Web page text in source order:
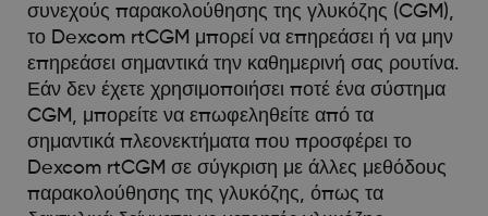
συνεχούς παρακολούθησης της γλυκόζης (CGM),
το Dexcom rtCGM μπορεί να επηρεάσει ή να μην
επηρεάσει σημαντικά την καθημερινή σας ρουτίνα.
Εάν δεν έχετε χρησιμοποιήσει ποτέ ένα σύστημα
CGM, μπορείτε να επωφεληθείτε από τα
σημαντικά πλεονεκτήματα που προσφέρει το
Dexcom rtCGM σε σύγκριση με άλλες μεθόδους
παρακολούθησης της γλυκόζης, όπως τα